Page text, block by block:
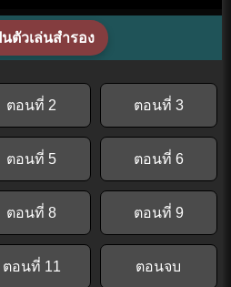
ตัวเล่นสำรอง
ตอนที่ 2 ตอนที่ 3
ตอนที่ 5 ตอนที่ 6
ตอนที่ 8 ตอนที่ 9
ตอนที่ 11 ตอนจบ